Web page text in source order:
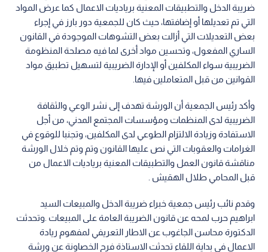
ضريبة الدخل والتطبيقات المعنية برياديات الاعمال كما عرض المواد
التي تم تعديلها أو إضافتها، حيث كان للجمعية دور بارز في إجراء
بعض التعديلات التي أزالت بعض التشوهات الموجودة في القانون
الساري المفعول، وتحسين مواد أخرى لما فيه مصلحة المنظومة
الضريبية سواء المكلفين أو الإدارة الضريبية لتسهيل تطبيق مواد
القوانين من قبل المتعاملين فيها.
وأكد رئيس الجمعية أن الورشة تهدف إلى نشر الوعي والثقافة
الضريبية لدى المنظمات ومؤسسات المجتمع المدني، من أجل
الاستفادة وزيادة الالتزام الطوعي لدى المكلفين، وتجنبا للوقوع في
الغرامات والعقوبات التي نص عليها القانون وتم وتم خلال الورشة
مناقشة قانون العمل والتطبيقات المعنية برياديات الاعمال من
قبل المحامي طلال الهقيش .
وقدم نائب رئيس جمعية خبراء ضريبة الدخل والمبيعات السيد
ابراهيم حرب لمحه عن قانون الضريبة العامة على المبيعات .وتحدثت
الدكتورة محاسن الجاغوب عن الاطار التعريفي لمفهوم ريادة
الاعمال في بداية اللقاء تحدثت الاستاذة فرح الخصاونة عن ورشة